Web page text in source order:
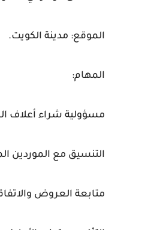
الموقع: مدينة الكويت.
المهام:
مسؤولية شراء أعلاف
التنسيق مع الموردين
متابعة العروض